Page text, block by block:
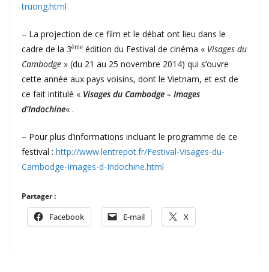
truong.html
– La projection de ce film et le débat ont lieu dans le
cadre de la 3ème édition du Festival de cinéma « Visages du
Cambodge » (du 21 au 25 novembre 2014) qui s’ouvre
cette année aux pays voisins, dont le Vietnam, et est de
ce fait intitulé « Visages du Cambodge – Images
d’Indochine« .
– Pour plus d’informations incluant le programme de ce
festival : http://www.lentrepot.fr/Festival-Visages-du-
Cambodge-Images-d-Indochine.html
Partager :
Facebook E-mail X